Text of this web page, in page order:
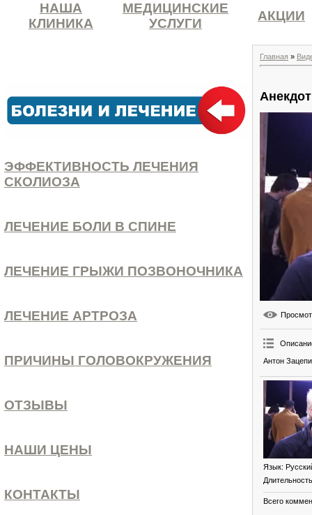
НАША
КЛИНИКА
МЕДИЦИНСКИЕ
УСЛУГИ
АКЦИИ
ЭФФЕКТИВНОСТЬ ЛЕЧЕНИЯ
СКОЛИОЗА
ЛЕЧЕНИЕ БОЛИ В СПИНЕ
ЛЕЧЕНИЕ ГРЫЖИ ПОЗВОНОЧНИКА
ЛЕЧЕНИЕ АРТРОЗА
ПРИЧИНЫ ГОЛОВОКРУЖЕНИЯ
ОТЗЫВЫ
НАШИ ЦЕНЫ
КОНТАКТЫ
Главная »
Антон
Язык:
Всего